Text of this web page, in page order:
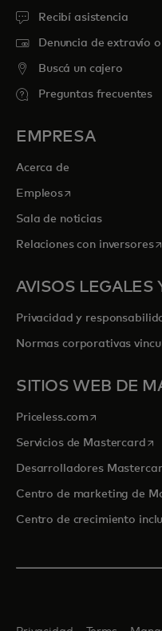
Recibí asistencia
Denuncia de extravío
Buscá un cajero
Preguntas frecuentes
EMPRESA
Acerca de
Empleosse abre en una
Sala de noticias
Relaciones con inversores
AVISOS LEGALES
Privacidad y
Normas corporativas
SITIOS WEB DE
Priceless.com se abre en
Servicios de Mastercardse
Desarrolladores
Centro de marketing de
Centro de crecimiento